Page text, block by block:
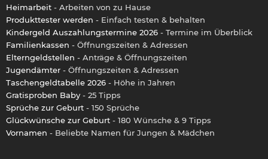
Heimarbeit - Arbeiten von zu Hause
Produkttester werden - Einfach testen & behalten
Kindergeld Auszahlungstermine 2026 - Termine im Überblick
Familienkassen - Öffnungszeiten & Adressen
Elterngeldstellen - Anträge & Öffnungszeiten
Jugendämter - Öffnungszeiten & Adressen
Taschengeldtabelle 2026 - Höhe in Jahren
Gratisproben Baby - 25 Tipps
Sprüche zur Geburt - 150 Sprüche
Glückwünsche zur Geburt - 180 Wünsche & 9 Tipps
Vornamen - Beliebte Namen für Jungen & Mädchen